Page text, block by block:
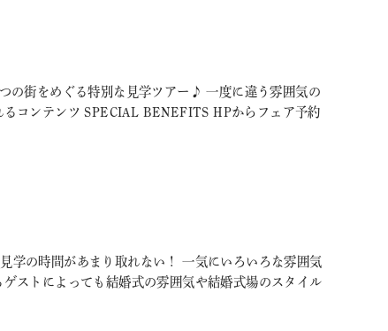
の街をめぐる特別な見学ツアー♪ 一度に違う雰囲気の
コンテンツ SPECIAL BENEFITS HPからフェア予約
学の時間があまり取れない！ 一気にいろいろな雰囲気
ストによっても結婚式の雰囲気や結婚式場のスタイル